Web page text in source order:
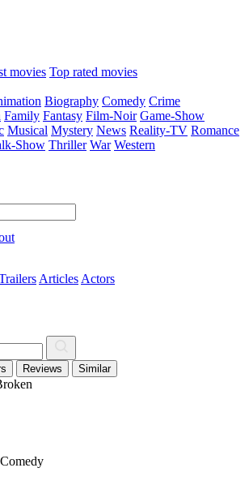
movies Top rated movies
Biography Comedy Crime
Family Fantasy Film-Noir Game-Show
Musical Mystery News Reality-TV Romance
Show Thriller War Western
Articles Actors
Reviews Similar